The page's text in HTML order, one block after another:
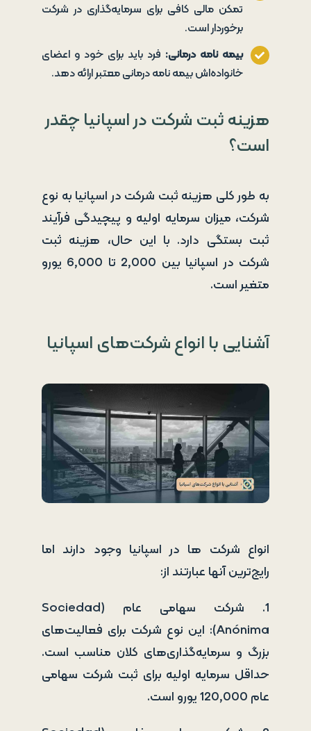
تمکن مالی کافی برای سرمایه‌گذاری در شرکت
برخوردار است.
بیمه نامه درمانی: فرد باید برای خود و اعضای
خانواده‌اش بیمه نامه درمانی معتبر ارائه دهد.
هزینه ثبت شرکت در اسپانیا چقدر
است؟
به طور کلی هزینه ثبت شرکت در اسپانیا به نوع
شرکت، میزان سرمایه اولیه و پیچیدگی فرآیند
ثبت بستگی دارد. با این حال، هزینه ثبت
شرکت در اسپانیا بین 2,000 تا 6,000 یورو
متغیر است.
آشنایی با انواع شرکت‌های اسپانیا
انواع شرکت ها در اسپانیا وجود دارند اما
رایج‌ترین آنها عبارتند از:
1. شرکت سهامی عام (Sociedad
Anónima): این نوع شرکت برای فعالیت‌های
بزرگ و سرمایه‌گذاری‌های کلان مناسب است.
حداقل سرمایه اولیه برای ثبت شرکت سهامی
عام 120,000 یورو است.